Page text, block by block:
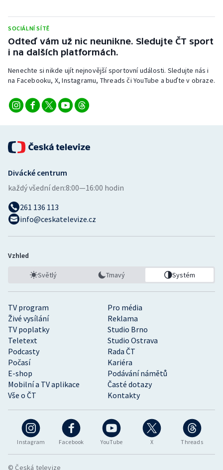
Stolní tenis
Triatlon
Veslování
Vodní slalom
Volejbal
Ostatní
SOCIÁLNÍ SÍTĚ
Odteď vám už nic neunikne. Sledujte ČT sport
i na dalších platformách.
Nenechte si nikde ujít nejnovější sportovní události. Sledujte nás i
na Facebooku, X, Instagramu, Threads či YouTube a buďte v obraze.
Instagram Facebook YouTube X Threads
TV program
Pro média
Živé vysílání
Reklama
TV poplatky
Studio Brno
Teletext
Studio Ostrava
Podcasty
Rada ČT
Počasí
Kariéra
E-shop
Podávání námětů
Mobilní a TV aplikace
Časté dotazy
Vše o ČT
Kontakty
Divácké centrum
každý všední den:8:00—16:00 hodin
261 136 113
info@ceskatelevize.cz
Vzhled
Světlý Tmavý Systém
© Česká televize